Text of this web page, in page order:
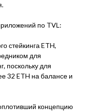
по TVL:
стейкинга ETH,
для
поскольку для
32 ETH на балансе и
концепцию